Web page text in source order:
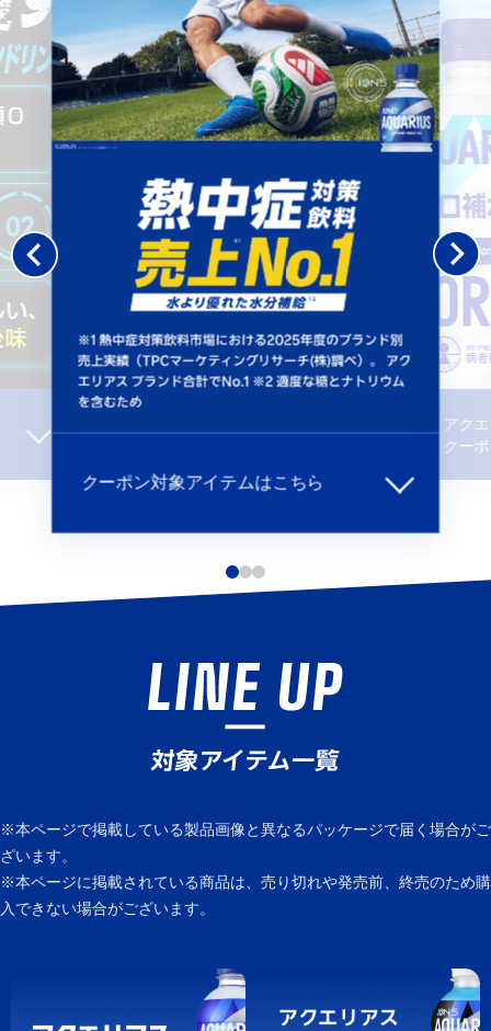
クーポン対象アイテムはこちら
アク
クー
※本ページで掲載している製品画像と異なるパッケージで届く場合がご
ざいます。
※本ページに掲載されている商品は、売り切れや発売前、終売のため購
入できない場合がございます。